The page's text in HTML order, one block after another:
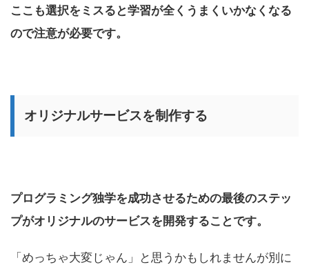
ここも選択をミスると学習が全くうまくいかなくなる
ので注意が必要です。
オリジナルサービスを制作する
プログラミング独学を成功させるための最後のステッ
プがオリジナルのサービスを開発することです。
「めっちゃ大変じゃん」と思うかもしれませんが別に